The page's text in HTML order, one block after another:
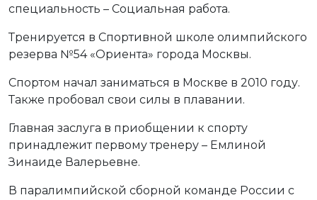
специальность – Социальная работа.
Тренируется в Спортивной школе олимпийского
резерва №54 «Ориента» города Москвы.
Спортом начал заниматься в Москве в 2010 году.
Также пробовал свои силы в плавании.
Главная заслуга в приобщении к спорту
принадлежит первому тренеру – Емлиной
Зинаиде Валерьевне.
В паралимпийской сборной команде России с